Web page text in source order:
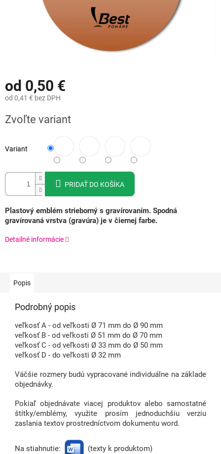
od 0,50 €
od 0,41 € bez DPH
cena:
Zvoľte variant
Variant
PRIDAŤ DO KOŠÍKA
Plastový emblém strieborný s gravírovaním. Spodná
gravírovaná vrstva (gravúra) je v čiernej farbe.
Detailné informácie
Popis
Podrobný popis
veľkosť A - od veľkosti Ø 71 mm do Ø 90 mm
veľkosť B - od veľkosti Ø 51 mm do Ø 70 mm
veľkosť C - od veľkosti Ø 33 mm do Ø 50 mm
veľkosť D - do veľkosti Ø 32 mm
Väčšie rozmery budú vypracované individuálne na základe
objednávky.
Pokiaľ objednávate viacej produktov alebo samostatné
štítky/emblémy, využite prosím jednoduchšiu verziu
zaslania textov prostredníctvom dokumentu word.
Na stiahnutie: (texty k produktom)